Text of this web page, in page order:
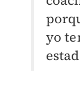
yo